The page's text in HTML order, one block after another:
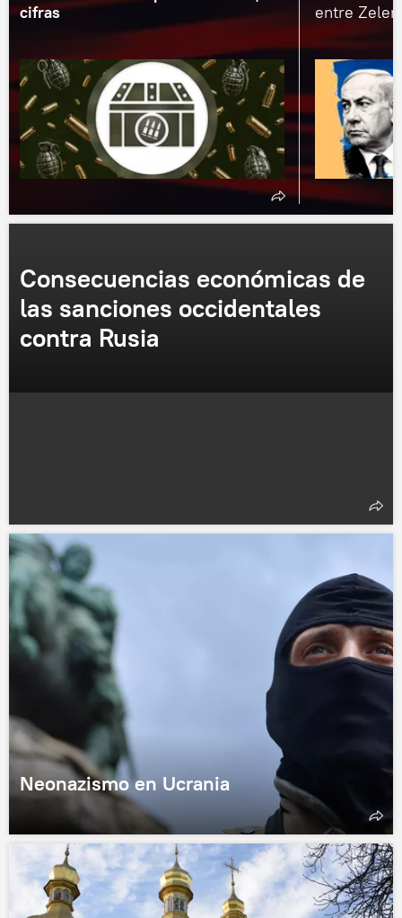
cifras
entre
Consecuencias económicas de
las sanciones occidentales
contra Rusia
Neonazismo en Ucrania